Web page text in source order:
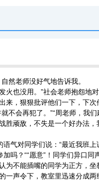
然老师没好气地告诉我。
也没用。”社会老师抱怨地对
，狠狠批评他们一下，下次
不会再犯了。”“周老师，我
胜顽敌，不失是一个好办法，
对同学们说：“最近我班上
吗？““愿意”！同学们异口同
为不能插嘴的同学为正方，坐
一声令下，教室里迅速分成两